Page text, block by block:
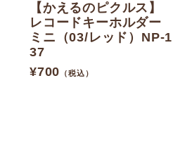
【かえるのピクルス】
レコードキーホルダー
ミニ（03/レッド）NP-1
37
¥700 （税込）